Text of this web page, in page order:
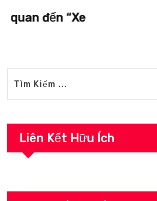
Giải mã giấc mơ liên
Liên Kết Hữu Ích